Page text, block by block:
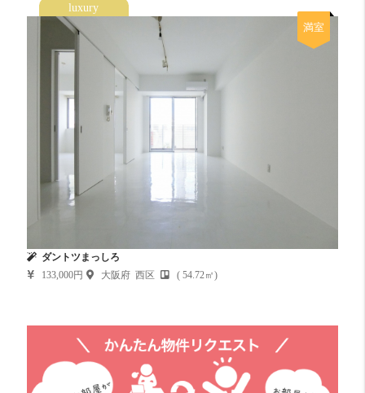
luxury
満室
ダントツまっしろ
133,000円
大阪府 西区 ( 54.72㎡)